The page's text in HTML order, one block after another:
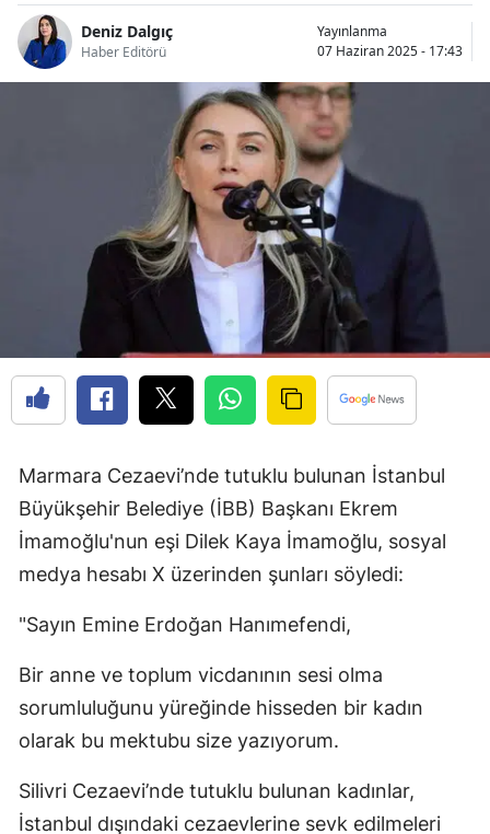
Deniz Dalgıç
Haber Editörü
Yayınlanma
07 Haziran 2025 - 17:43
Marmara Cezaevi’nde tutuklu bulunan İstanbul
Büyükşehir Belediye (İBB) Başkanı Ekrem
İmamoğlu'nun eşi Dilek Kaya İmamoğlu, sosyal
medya hesabı X üzerinden şunları söyledi:
"Sayın Emine Erdoğan Hanımefendi,
Bir anne ve toplum vicdanının sesi olma
sorumluluğunu yüreğinde hisseden bir kadın
olarak bu mektubu size yazıyorum.
Silivri Cezaevi’nde tutuklu bulunan kadınlar,
İstanbul dışındaki cezaevlerine sevk edilmeleri